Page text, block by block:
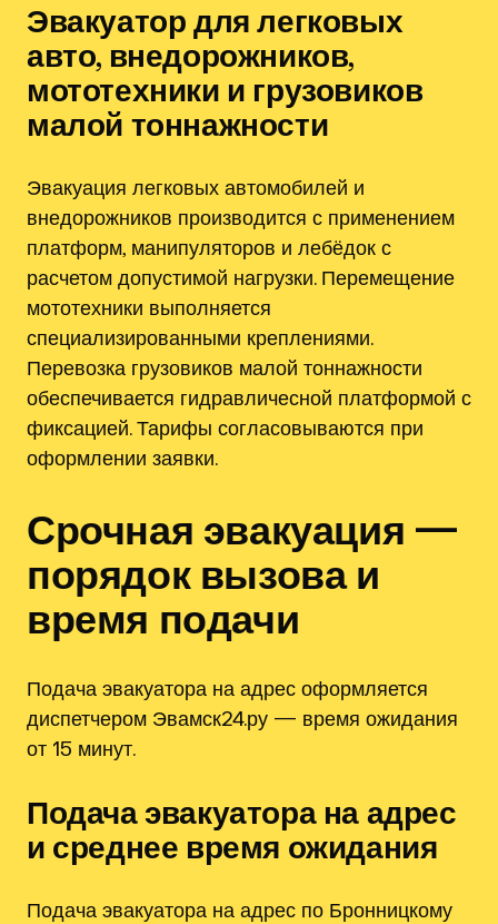
Эвакуатор для легковых
авто, внедорожников,
мототехники и грузовиков
малой тоннажности
Эвакуация легковых автомобилей и
внедорожников производится с применением
платформ, манипуляторов и лебёдок с
расчетом допустимой нагрузки. Перемещение
мототехники выполняется
специализированными креплениями.
Перевозка грузовиков малой тоннажности
обеспечивается гидравличесной платформой с
фиксацией. Тарифы согласовываются при
оформлении заявки.
Срочная эвакуация —
порядок вызова и
время подачи
Подача эвакуатора на адрес оформляется
диспетчером Эвамск24.ру — время ожидания
от 15 минут.
Подача эвакуатора на адрес
и среднее время ожидания
Подача эвакуатора на адрес по Бронницкому